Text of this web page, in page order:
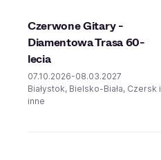
Czerwone Gitary -
Diamentowa Trasa 60-
lecia
07.10.2026-08.03.2027
Białystok, Bielsko-Biała, Czersk i
inne